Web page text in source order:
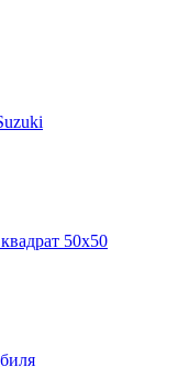
50х50